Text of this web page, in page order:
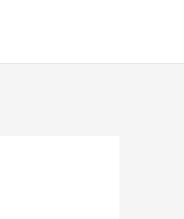
المحتوى